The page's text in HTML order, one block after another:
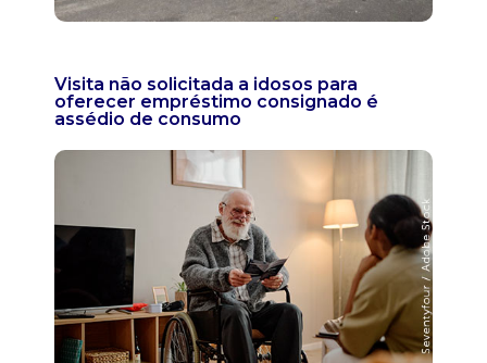
Visita não solicitada a idosos para
oferecer empréstimo consignado é
assédio de consumo